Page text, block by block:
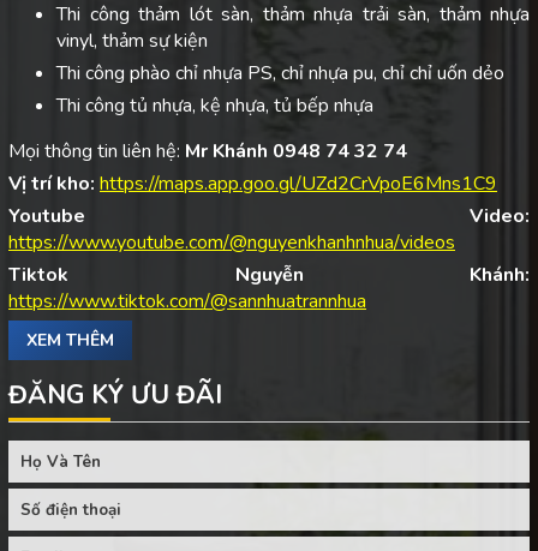
Thi công thảm lót sàn, thảm nhựa trải sàn, thảm nhựa
vinyl, thảm sự kiện
Thi công phào chỉ nhựa PS, chỉ nhựa pu, chỉ chỉ uốn dẻo
Thi công tủ nhựa, kệ nhựa, tủ bếp nhựa
Mọi thông tin liên hệ: Mr Khánh 0948 74 32 74
Vị trí kho: https://maps.app.goo.gl/UZd2CrVpoE6Mns1C9
Youtube Video:
https://www.youtube.com/@nguyenkhanhnhua/videos
Tiktok Nguyễn Khánh:
https://www.tiktok.com/@sannhuatrannhua
XEM THÊM
ĐĂNG KÝ ƯU ĐÃI